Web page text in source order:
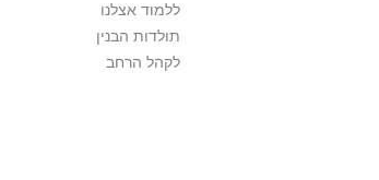
ללמוד אצלנו
תולדות הבנין
לקהל הרחב